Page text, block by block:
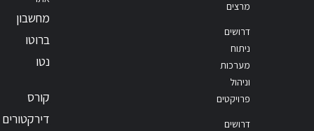
מרצים
דרושים
ניתוח
מערכות
וניהול
פרויקטים
דרושים
מחשבון
ברוטו
נטו
קורס
דירקטורים